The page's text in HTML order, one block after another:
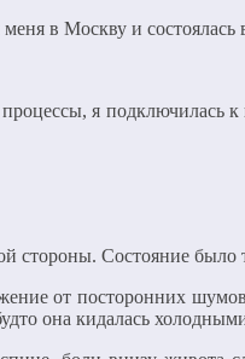
в Москву и
я
стороны. Состояние
от посторонних
она кидалась